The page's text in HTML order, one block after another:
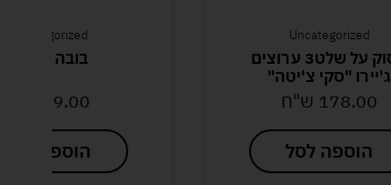
Uncategorized
מסוק על שלט3 ערוצים
ג'יירו "סקי צ'יטה"
178.00 ש"ח
הוספה לסל
Uncategorized
בובה אריאל
69.00
הוספה לסל